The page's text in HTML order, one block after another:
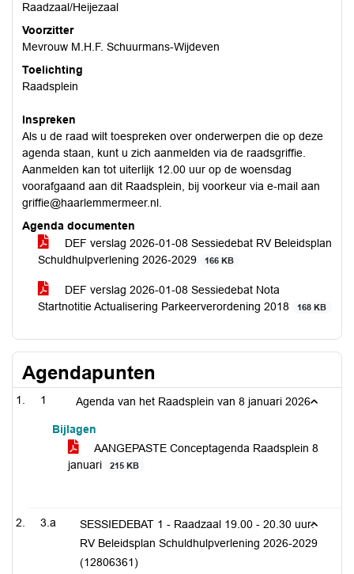
Raadzaal/Heijezaal
Voorzitter
Mevrouw M.H.F. Schuurmans-Wijdeven
Toelichting
Raadsplein
Inspreken
Als u de raad wilt toespreken over onderwerpen die op deze
agenda staan, kunt u zich aanmelden via de raadsgriffie.
Aanmelden kan tot uiterlijk 12.00 uur op de woensdag
voorafgaand aan dit Raadsplein, bij voorkeur via e-mail aan
griffie@haarlemmermeer.nl.
Agenda documenten
DEF verslag 2026-01-08 Sessiedebat RV Beleidsplan
Schuldhulpverlening 2026-2029
166 KB
DEF verslag 2026-01-08 Sessiedebat Nota
Startnotitie Actualisering Parkeerverordening 2018
168 KB
Agendapunten
1 Agenda van het Raadsplein van 8 januari 2026
Bijlagen
AANGEPASTE Conceptagenda Raadsplein 8
januari
215 KB
3.a
SESSIEDEBAT 1 - Raadzaal 19.00 - 20.30 uur:
RV Beleidsplan Schuldhulpverlening 2026-2029
(12806361)